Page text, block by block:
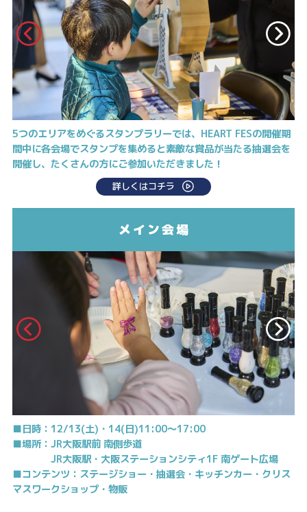
5つのエリアをめぐるスタンプラリーでは、HEART FESの開催期
間中に各会場でスタンプを集めると素敵な賞品が当たる抽選会を
開催し、たくさんの方にご参加いただきました！
詳しくはコチラ
メイン会場
■日時：12/13(土)・14(日)11:00～17:00
■場所：JR大阪駅前 南側歩道
JR大阪駅・大阪ステーションシティ1F 南ゲート広場
■コンテンツ：ステージショー・抽選会・キッチンカー・クリス
マスワークショップ・物販